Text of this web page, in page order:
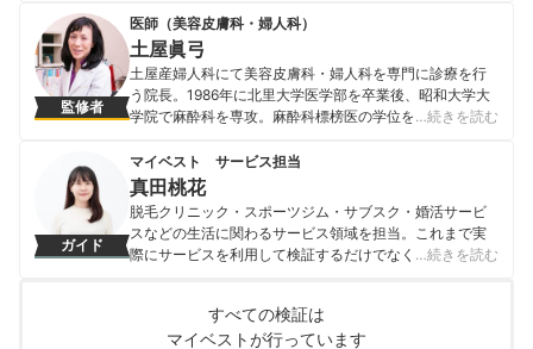
肌、混合肌、脂性肌）に関する記事 ・2020年11月
『MINE』洗顔料、ボディーソープ、乳液、美白美容液に
関する記事 ・2020年11月 『OZmall』
山田貴博のプロフィール
務。現在は、Alohaさおり自由が丘クリニックの院長とし
て勤務しながら、日本内科学会認定内科医・日本透析医
学会・日本腎臓学会・日本美容皮膚科学会・点滴療法研
究会に所属し、幅広い医療の分野で活躍中。
藤堂紗織のプロフィール
監修者
医師（美容皮膚科・婦人科）
土屋眞弓
土屋産婦人科にて美容皮膚科・婦人科を専門に診療を行
う院長。1986年に北里大学医学部を卒業後、昭和大学大
学院で麻酔科を専攻。麻酔科標榜医の学位を取得後、現
科一般・美容皮膚科の診療を担当。また、日本産科婦人
科学会・日本美容皮膚科学会・日本東洋医学会の会員と
しても活躍中。 ＜著書＞ 女性の医学ハンディブック（池
田書店） からだのことがよくわかる女性の医学（池田書
店） はじめてでも安心 妊娠出産Book（成美堂出版）
土屋眞弓のプロフィール
…続きを読む
ガイド
マイベスト サービス担当
真田桃花
脱毛クリニック・スポーツジム・サブスク・婚活サービ
スなどの生活に関わるサービス領域を担当。これまで実
際にサービスを利用して検証するだけでなく、医師や婚
からこそ、徹底検証を通じて全ユーザーが選びやすい情
報を届ける」ことをモットーに活動している。
…続きを読む
すべての検証は
マイベストが行っています